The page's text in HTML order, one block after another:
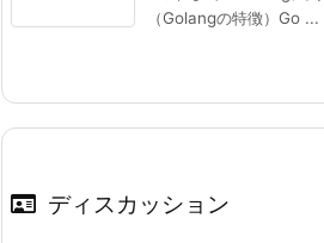
（Golangの特徴）Go ...
ディスカッション